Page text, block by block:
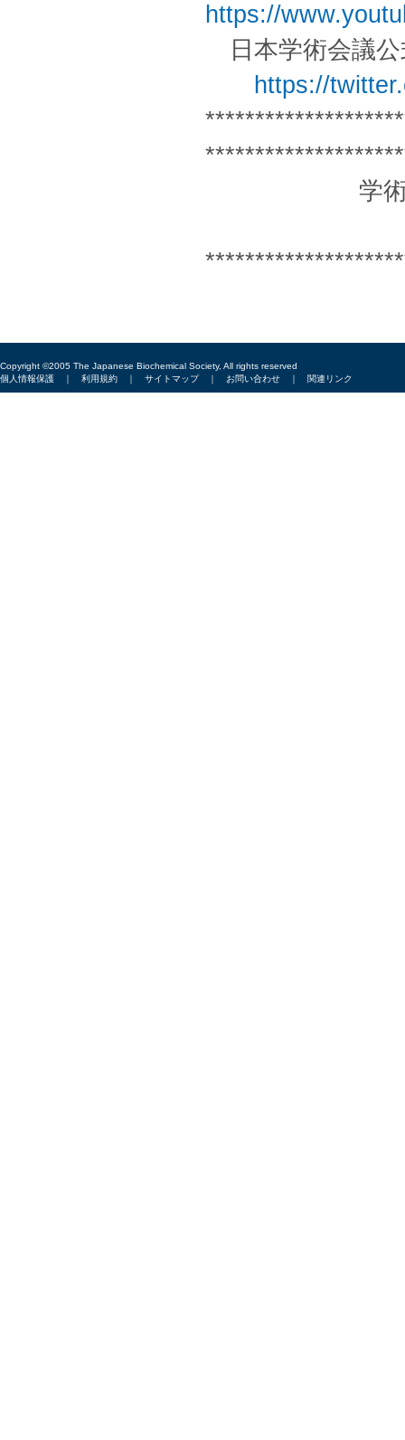
https://
日本学術会議公
https://
学術情報誌
Copyright ©2005 The Japanese Biochemical Society, All rights reserved
個人情報保護 ｜ 利用規約 ｜ サイトマップ｜ お問い合わせ ｜ 関連リンク